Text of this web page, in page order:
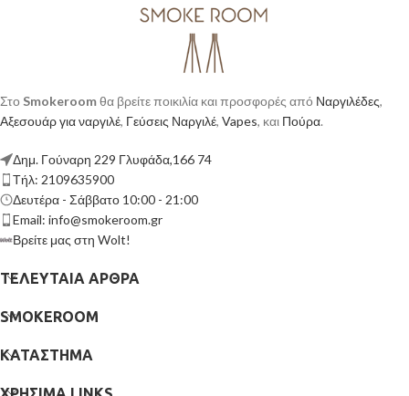
Στο Smokeroomθα βρείτε ποικιλία και προσφορές από Ναργιλέδες,
Αξεσουάρ για ναργιλέ, Γεύσεις Ναργιλέ, Vapes, και Πούρα.
Δημ. Γούναρη 229 Γλυφάδα,166 74
Τήλ: 2109635900
Δευτέρα - Σάββατο 10:00 - 21:00
Email: info@smokeroom.gr
Βρείτε μας στη Wolt!
ΤΕΛΕΥΤΑΊΑ ΆΡΘΡΑ
SMOKEROOM
ΚΑΤΆΣΤΗΜΑ